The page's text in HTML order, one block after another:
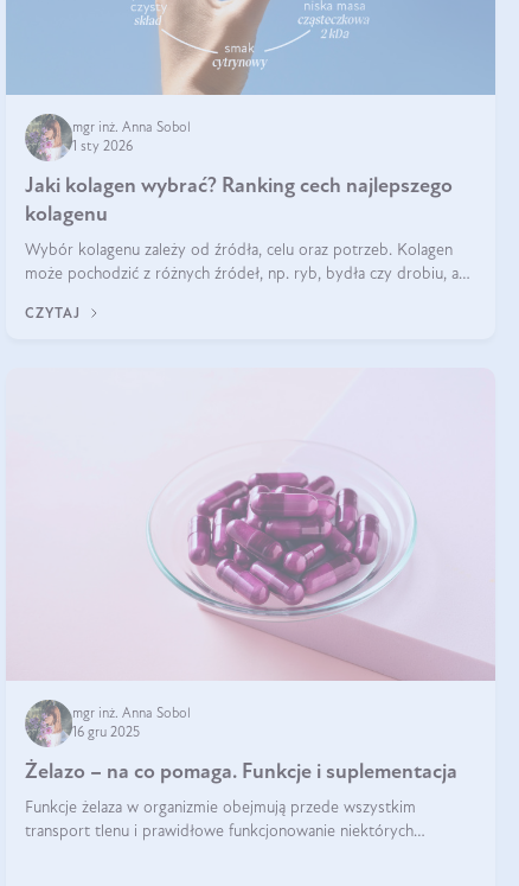
mgr inż. Anna Sobol
1 sty 2026
Jaki kolagen wybrać? Ranking cech najlepszego
kolagenu
Wybór kolagenu zależy od źródła, celu oraz potrzeb. Kolagen
może pochodzić z różnych źródeł, np. ryb, bydła czy drobiu, a
sprawdza się kolagen rybi, a dla wspierania stawów — kolagen
CZYTAJ
mgr inż. Anna Sobol
16 gru 2025
Żelazo – na co pomaga. Funkcje i suplementacja
Funkcje żelaza w organizmie obejmują przede wszystkim
transport tlenu i prawidłowe funkcjonowanie niektórych